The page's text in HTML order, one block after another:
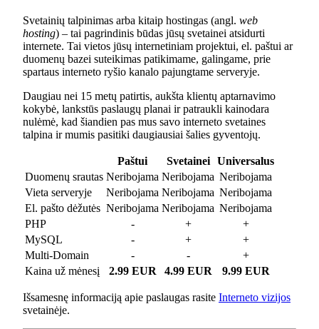
Svetainių talpinimas arba kitaip hostingas (angl. web
hosting) – tai pagrindinis būdas jūsų svetainei atsidurti
internete. Tai vietos jūsų internetiniam projektui, el. paštui ar
duomenų bazei suteikimas patikimame, galingame, prie
spartaus interneto ryšio kanalo pajungtame serveryje.
Daugiau nei 15 metų patirtis, aukšta klientų aptarnavimo
kokybė, lankstūs paslaugų planai ir patraukli kainodara
nulėmė, kad šiandien pas mus savo interneto svetaines
talpina ir mumis pasitiki daugiausiai šalies gyventojų.
Paštui Svetainei
Universalus
Duomenų srautas Neribojama Neribojama Neribojama
Vieta serveryje
Neribojama Neribojama Neribojama
El. pašto dėžutės Neribojama Neribojama Neribojama
PHP
- +
+
MySQL
- +
+
Multi-Domain
- -
+
Kaina už mėnesį
2.99 EUR 4.99 EUR 9.99 EUR
Išsamesnę informaciją apie paslaugas rasite Interneto vizijos
svetainėje.